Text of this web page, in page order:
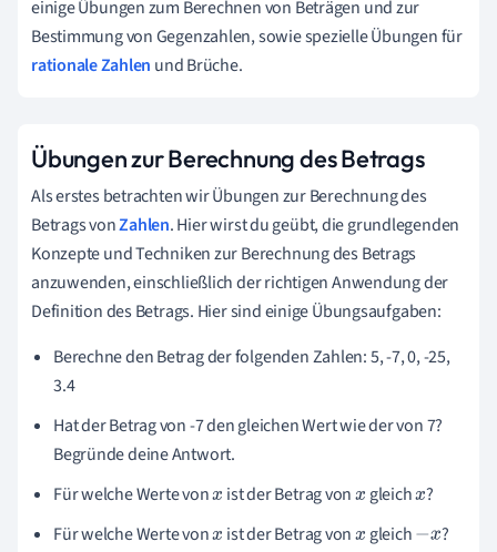
einige Übungen zum Berechnen von Beträgen und zur
Bestimmung von Gegenzahlen, sowie spezielle Übungen für
rationale Zahlen und Brüche.
Übungen zur Berechnung des Betrags
Als erstes betrachten wir Übungen zur Berechnung des
Betrags vonZahlen. Hier wirst du geübt, die grundlegenden
Konzepte und Techniken zur Berechnung des Betrags
anzuwenden, einschließlich der richtigen Anwendung der
Definition des Betrags. Hier sind einige Übungsaufgaben:
Berechne den Betrag der folgenden Zahlen: 5, -7, 0, -25,
3.4
Hat der Betrag von -7 den gleichen Wert wie der von 7?
Begründe deine Antwort.
Für welche Werte vonx ist der Betrag vonx gleichx?
Für welche Werte vonx ist der Betrag vonx gleich−x ?